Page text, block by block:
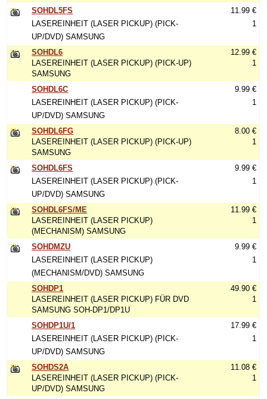
SOHDL5FS
LASEREINHEIT (LASER PICKUP) (PICK-
UP/DVD) SAMSUNG
11.99 €
1
SOHDL6
LASEREINHEIT (LASER PICKUP) (PICK-UP)
SAMSUNG
12.99 €
1
SOHDL6C
LASEREINHEIT (LASER PICKUP) (PICK-
UP/DVD) SAMSUNG
9.99 €
1
SOHDL6FG
LASEREINHEIT (LASER PICKUP) (PICK-UP)
SAMSUNG
8.00 €
1
SOHDL6FS
LASEREINHEIT (LASER PICKUP) (PICK-
UP/DVD) SAMSUNG
9.99 €
1
SOHDL6FS/ME
LASEREINHEIT (LASER PICKUP)
(MECHANISM) SAMSUNG
11.99 €
1
SOHDMZU
LASEREINHEIT (LASER PICKUP)
(MECHANISM/DVD) SAMSUNG
9.99 €
1
SOHDP1
LASEREINHEIT (LASER PICKUP) FÜR DVD
SAMSUNG SOH-DP1/DP1U
49.90 €
1
SOHDP1U/1
LASEREINHEIT (LASER PICKUP) (PICK-
UP/DVD) SAMSUNG
17.99 €
1
SOHDS2A
LASEREINHEIT (LASER PICKUP) (PICK-
UP/DVD) SAMSUNG
11.08 €
1